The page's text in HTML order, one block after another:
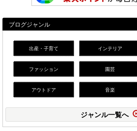
ブログジャンル
出産・子育て インテリア
ファッション 園芸
アウトドア 音楽
ジャンル一覧へ